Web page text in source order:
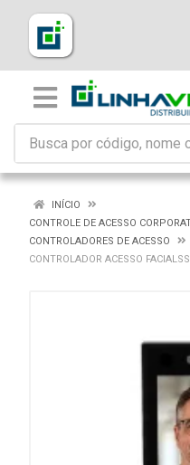
INÍCIO
CONTROLE DE ACESSO
CONTROLADORES DE ACESSO
CONTROLADOR ACESSO